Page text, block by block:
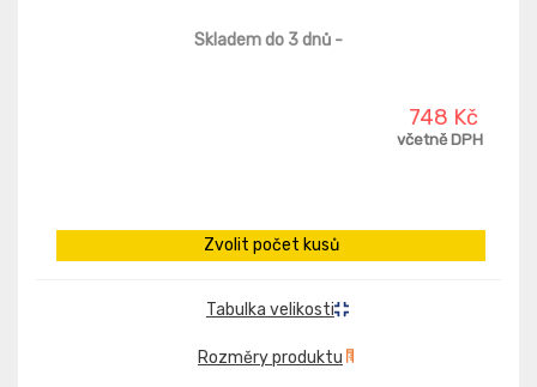
Skladem do 3 dnů -
748 Kč
včetně DPH
Zvolit počet kusů
Tabulka velikosti
Rozměry produktu